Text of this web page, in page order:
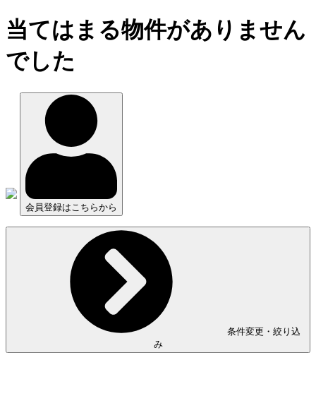
当てはまる物件がありません
でした
会員登録はこちらから
条件変更・絞り込
み